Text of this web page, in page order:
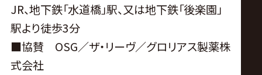
JR、地下鉄「水道橋」駅、又は地下鉄「後楽園」
駅より徒歩3分
■協賛 OSG／ザ・リーヴ／グロリアス製薬株
式会社